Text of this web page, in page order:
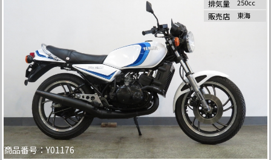
商品番号：Y01176
排気量 250cc
販売店 東海